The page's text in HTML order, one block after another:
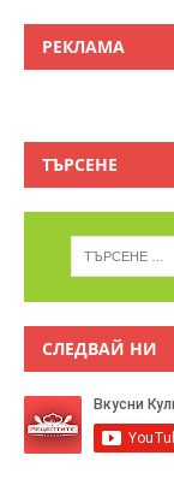
РЕКЛАМА
ТЪРСЕНЕ
СЛЕДВАЙ НИ